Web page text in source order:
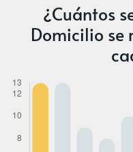
¿Cuántos
Domicilio se